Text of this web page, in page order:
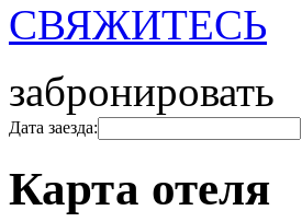
СВЯЖИТЕСЬ
забронировать
Дата заезда:
Карта отеля